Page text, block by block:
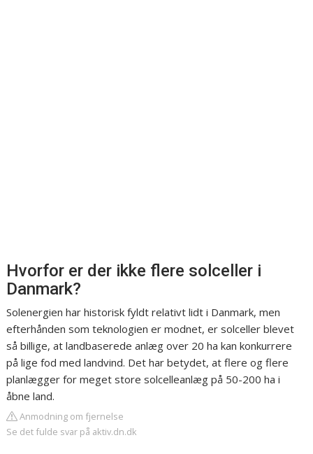
Hvorfor er der ikke flere solceller i
Danmark?
Solenergien har historisk fyldt relativt lidt i Danmark, men
efterhånden som teknologien er modnet, er solceller blevet
så billige, at landbaserede anlæg over 20 ha kan konkurrere
på lige fod med landvind. Det har betydet, at flere og flere
planlægger for meget store solcelleanlæg på 50-200 ha i
åbne land.
Anmodning om fjernelse
Se det fulde svar på aktiv.dn.dk